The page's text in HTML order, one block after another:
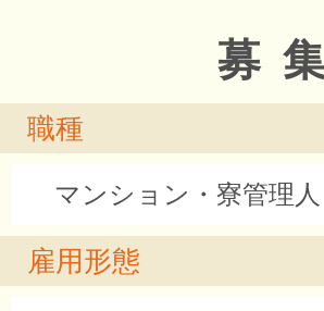
募
職種
マンション・寮管理人
雇用形態